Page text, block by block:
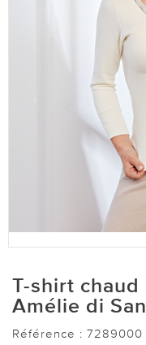
T-shirt
Amélie di
Référence : 7289000